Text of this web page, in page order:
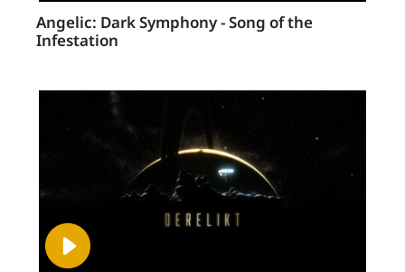
Angelic: Dark Symphony - Song of the
Infestation